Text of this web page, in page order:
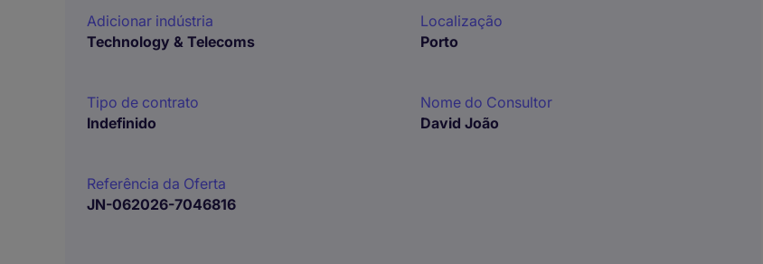
Adicionar indústria
Technology & Telecoms
Localização
Porto
Tipo de contrato
Indefinido
Nome do Consultor
David João
Referência da Oferta
JN-062026-7046816